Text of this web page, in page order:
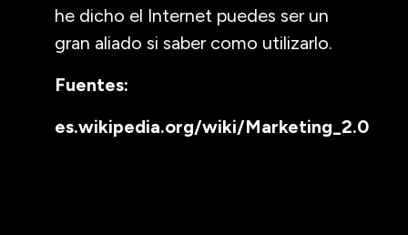
he dicho el Internet puedes ser un
gran aliado si saber como utilizarlo.
Fuentes:
es.wikipedia.org/wiki/Marketing_2.0